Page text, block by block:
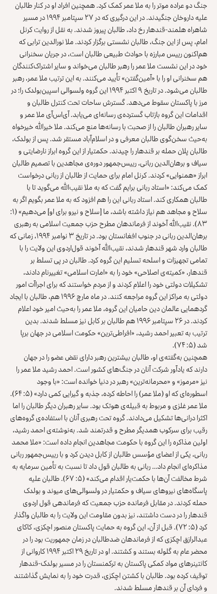
جنگ دو عراده موتر را به ملا عمر کمک کرد. همچنین افراد او در کنار طالبان
علیه داروخان جنگیدند. در این درگیری که در ۲۷ سپتامبر ۱۹۹۴ در مسیر
شاهراه هلمند-قندهار رخ داد، طالبان پیروز شدند. به نقل از روایت کرنل
امام، پس از این جنگ، طالبان نشستی برگزار کردند. ملا نورالدین ترابی که
هم‌اکنون رییس مبارزه با حوادث طبیعی طالبان است، در جریان سخنرانی
خود در این نشست ملا عمر را رهبر طالبان می‌خواند و سایر اشتراک‌کنندگان
هم سخنرانی او را با «آمین‌گفتن» تأیید می‌کنند. به این ترتیب ملا عمر، رهبر
طالبان می‌شود. در تاریخ ۹ اکتبر ۱۹۹۴ این گروه ولسوالی اسپین‌بولدک را؛ در
مرز با پاکستان سقوط می‌دهد. گسترش ساحات تحت کنترل طالبان و
اقدامات این گروه بازتاب گسترده‌ی رسانه‌ای می‌یابد. آی‌اس‌آی ملا عمر و
سایر رهبران طالبان را از صحبت با رسانه‌ها منع می‌کند. ملا خیرالله خیرخواه
به‌حیث سخن‌گوی طالبان معرفی و در اسلام‌آباد مستقر شد. پس از بولدک،
طالبان پلان حمله بر قندهار را چیدند. حکمتیار از این گروه ابراز نارضایتی و
سیاف و برهان‌الدین ربانی، رییس‌جمهور دوره‌ی مجاهدین با تصمیم طالبان
ابراز «همنوایی» کردند. کرنل امام برای حمایت از طالبان از ربانی درخواست
کمک می‌کند: «استاد ربانی برایم گفت که به ملا نقیب‌الله می‌گوید تا با
طالبان همکاری کند. استاد ربانی این را هم افزود که به ملا عمر بگویم اگر به
سلاح و مجاهد هم نیاز داشته باشد، ما [سلاح و نیرو برای او] می‌دهیم» (۱:
۸۳). نقیب‌الله آخوند از فرماندهان مطرح حزب جمعیت اسلامی به رهبری
برهان‌الدین ربانی در جنوب افغانستان بود. در تاریخ ۳ نوامبر ۱۹۹۴، زمانی که
طالبان وارد شهر قندهار شدند، نقیب‌الله آخوند قول‌اردوی این ولایت را با
تمامی تجهیزات و اسلحه تسلیم این گروه کرد. طالبان در پی تسلط بر
قندهار، «کمیته‌ی اصلاحی» خود را به «امارت اسلامی» تغییرنام دادند،
تشکیلات دولتی خود را اعلام کردند و از مردم خواستند که برای اجراآت امور
دولتی به مراکز این گروه مراجعه کنند. در ماه مارچ ۱۹۹۶ هم، طالبان با ایجاد
گردهمایی عالمان دین حامیان این گروه، ملا عمر را به‌حیث امیر خود اعلام
کردند. در ۲۶ سپتامبر ۱۹۹۶ هم طالبان بر کابل نیز مسلط شدند. بدین
ترتیب به تعبیر احمد رشید، «افراطی‌ترین» حکومت اسلامی در جهان برپا
شد (۵: ۷۴).
همچنین به‌گفته‌ی او، طالبان بیشترین رهبر دارای نقض عضو را در جهان
دارند که یادآور شرکت آنان در جنگ‌های کشور است. احمد رشید ملا عمر را
نیز «مرموز» و «محرمانه‌ترین» رهبر در دنیا خوانده است: «با وجود
اسطوره‌ای که او (ملا عمر) را احاطه کرده، جذبه و گیرایی کمی دارد» (۵: ۶۴).
ملا عمر غلزی و مربوط به قبیله‌ی هوتک بود. سایر رهبران دیگر طالبان را اما
اکثرا درانی‌ها تشکیل می‌دادند. گروه تحت رهبری آنان با استفاده‌ی گروه‌های
رقیب برای سرکوب همدیگر مطرح و قدرتمند شد. به‌نوشته‌ی احمد رشید،
اولین مذاکره را این گروه با حکومت مجاهدین انجام داده است: «ملا محمد
ربانی، یکی از اعضای مؤسس طالبان از کابل دیدن کرد و با رییس‌جمهور ربانی
مذاکره‌ای انجام داد… ربانی به طالبان قول داد تا نسبت به تأمین سرمایه به
شرط مخالفت آن‌ها با حکمت‌یار اقدام می‌کند» (۵: ۶۷). طالبان علیه
پاسگاه‌های نیروهای سیاف و حکمتیار در ولسوالی‌های میوند و بولدک
حمله کردند. در مقابل فرمانده حزب جمعیت که فرماندهی قول اردوی
قندهار را در دست داشتند، نیز بدون مقاومت این ولایت را به طالبان واگذار
کرد (۵: ۷۲). قبل از آن، این گروه به حمایت پاکستان منصور اچکزی، کاکای
عبدالرازق اچکزی که از فرماندهان ضدطالبان در زمان جمهوریت بود را در
محضر عام به گلوله بستند و کشتند. او در تاریخ ۲۹ اکتبر ۱۹۹۴ کاروانی از
کانتینرهای مواد کمکی پاکستان به ترکمنستان را در مسیر بولدک-قندهار
توقیف کرده بود. طالبان با کشتن اچکزی، قدرت خود را به نمایش گذاشتند
و فردای آن بر قندهار مسلط شدند.